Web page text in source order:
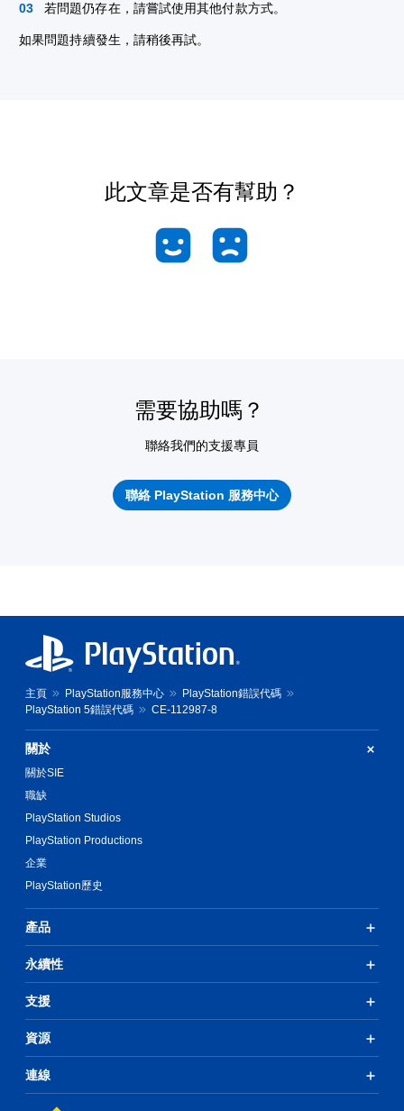
若問題仍存在，請嘗試使用其他付款方式。
如果問題持續發生，請稍後再試。
此文章是否有幫助？
需要協助嗎？
聯絡我們的支援專員
聯絡 PlayStation 服務中心
主頁 PlayStation服務中心
PlayStation錯誤代碼
PlayStation 5錯誤代碼
CE-112987-8
關於
關於SIE
職缺
PlayStation Studios
PlayStation Productions
企業
PlayStation歷史
產品
永續性
支援
資源
連線